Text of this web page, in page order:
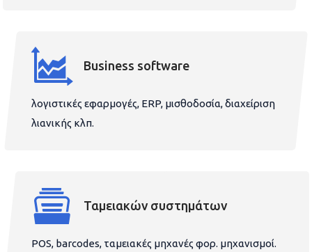
Business software
λογιστικές εφαρμογές, ERP, μισθοδοσία, διαχείριση
λιανικής κλπ.
Ταμειακών συστημάτων
POS, barcodes, ταμειακές μηχανές φορ. μηχανισμοί.